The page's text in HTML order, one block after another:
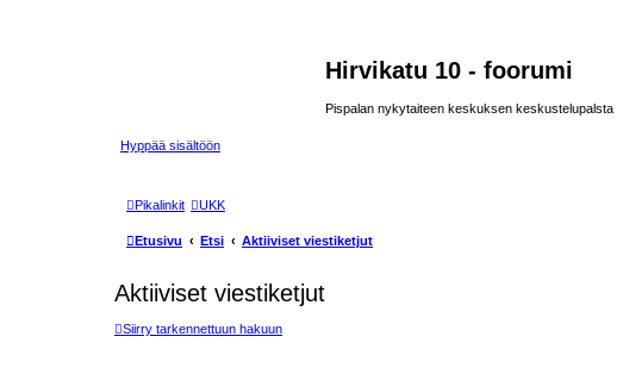
Hirvikatu 10 - foorumi
Pispalan nykytaiteen keskuksen keskustelupalsta
Hyppää sisältöön
Pikalinkit UKK
Etusivu Etsi Aktiiviset viestiketjut
Aktiiviset viestiketjut
Siirry tarkennettuun hakuun